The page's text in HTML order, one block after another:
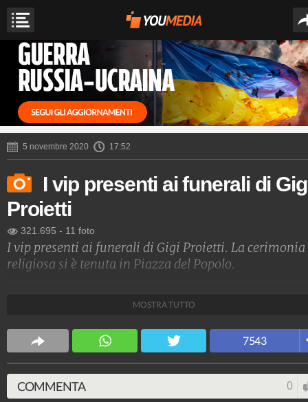
5 novembre 2020 17:52
I vip presenti ai funerali di
Proietti
321.695 - 11 foto
I vip presenti ai funerali di Gigi Proietti. La cerimonia
religiosa si è tenuta in Piazza del Popolo.
9.454 video-76.076 foto
MOSTRA TUTTO
7543
COMMENTA 0